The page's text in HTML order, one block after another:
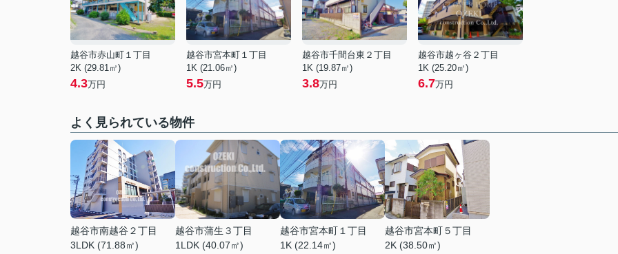
越谷市赤山町１丁目
2K (29.81㎡)
4.3万円
越谷市宮本町１丁目
1K (21.06㎡)
5.5万円
越谷市千間台東２丁目
1K (19.87㎡)
3.8万円
越谷市越ヶ谷２丁目
1K (25.20㎡)
6.7万円
よく見られている物件
越谷市南越谷２丁目
3LDK (71.88㎡)
越谷市蒲生３丁目
1LDK (40.07㎡)
越谷市宮本町１丁目
1K (22.14㎡)
越谷市宮本町５丁目
2K (38.50㎡)